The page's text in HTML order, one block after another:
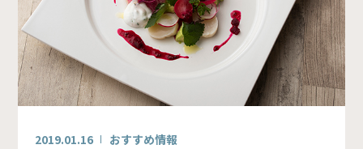
2019.01.16 おすすめ情報